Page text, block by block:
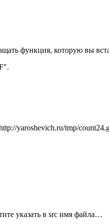
yaroshevich.ru/tmp/
указать в src имя файла…